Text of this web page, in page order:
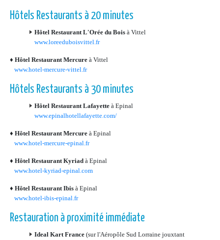
Hôtels Restaurants à 20 minutes
Hôtel Restaurant L'Orée du Bois à Vittel
www.loreeduboisvittel.fr
♦ Hôtel Restaurant Mercure à Vittel
www.hotel-mercure-vittel.fr
Hôtels Restaurants à 30 minutes
Hôtel Restaurant Lafayette à Epinal
www.epinalhotellafayette.com/
♦ Hôtel Restaurant Mercure à Epinal
www.hotel-mercure-epinal.fr
♦ Hôtel Restaurant Kyriad à Epinal
www.hotel-kyriad-epinal.com
♦ Hôtel Restaurant Ibis à Epinal
www.hotel-ibis-epinal.fr
Restauration à proximité immédiate
Ideal Kart France (sur l'Aéropôle Sud Lorraine jouxtant